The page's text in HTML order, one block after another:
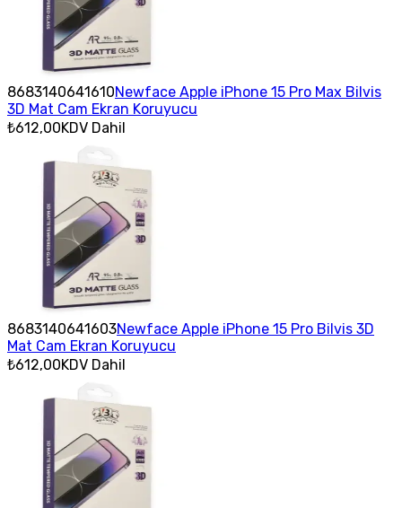
8683140641610Newface Apple iPhone 15 Pro Max Bilvis
3D Mat Cam Ekran Koruyucu
₺612,00KDV Dahil
8683140641603Newface Apple iPhone 15 Pro Bilvis 3D
Mat Cam Ekran Koruyucu
₺612,00KDV Dahil